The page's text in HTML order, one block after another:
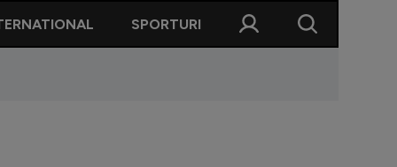
SPORTURI